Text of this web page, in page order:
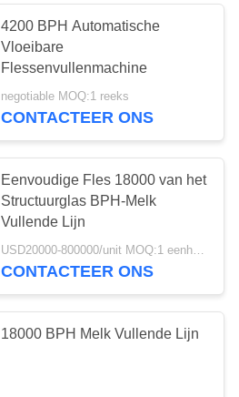
4200 BPH Automatische
Vloeibare
Flessenvullenmachine
negotiable MOQ:1 reeks
CONTACTEER ONS
Eenvoudige Fles 18000 van het
Structuurglas BPH-Melk
Vullende Lijn
USD20000-800000/unit MOQ:1 eenheid
CONTACTEER ONS
18000 BPH Melk Vullende Lijn